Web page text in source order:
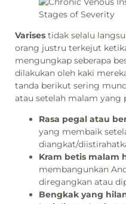
Varises tidak selalu
orang justru terkejut
mengungkap seberapa
dilakukan oleh kaki
tanda berikut sering
atau setelah malam yang
Rasa pegal atau
yang membaik
diangkat/
Kram betis malam
membangunkan
diregangkan atau
Bengkak yang